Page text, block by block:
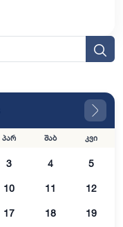
პარ შაბ კვი
3 4 5
10 11 12
17 18 19